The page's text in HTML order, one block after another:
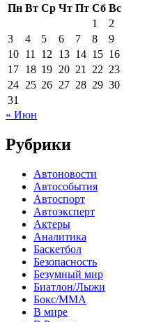
Пн Вт Ср Чт Пт Сб Вс
1
2
3
4 5 6 7 8
9
10 11 12 13 14 15 16
17 18 19 20 21 22 23
24 25 26 27 28 29 30
31
« Июн
Рубрики
Автоновости
Автособытия
Автоспорт
Автоэксперт
Актеры
Аналитика
Баскетбол
Безопасность
Безумный мир
Биатлон/Лыжи
Бокс/MMA
В мире